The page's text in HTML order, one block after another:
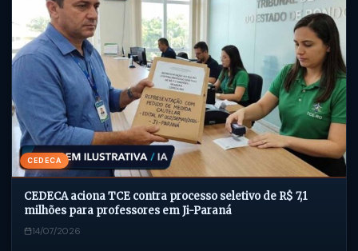
CEDECA
CEDECA aciona TCE contra processo seletivo de R$ 7,1
milhões para professores em Ji-Paraná
14/07/2026